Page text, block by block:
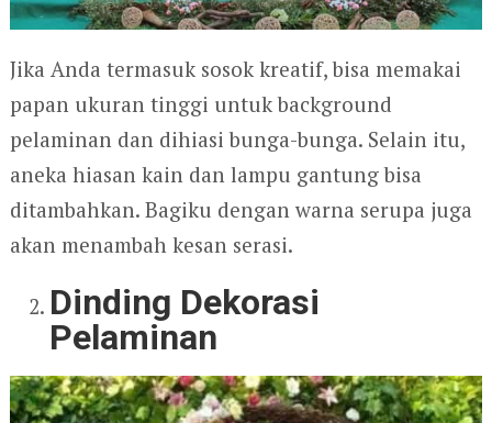
Jika Anda termasuk sosok kreatif, bisa memakai
papan ukuran tinggi untuk background
pelaminan dan dihiasi bunga-bunga. Selain itu,
aneka hiasan kain dan lampu gantung bisa
ditambahkan. Bagiku dengan warna serupa juga
akan menambah kesan serasi.
Dinding Dekorasi
Pelaminan